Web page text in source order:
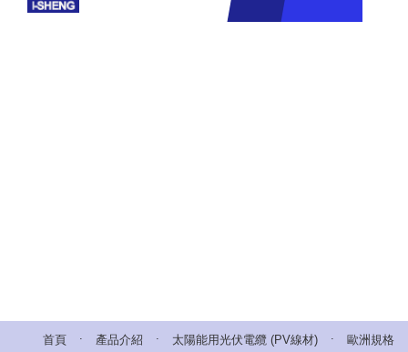
首頁 . 產品介紹 . 太陽能用光伏電纜 (PV線材) . 歐洲規格